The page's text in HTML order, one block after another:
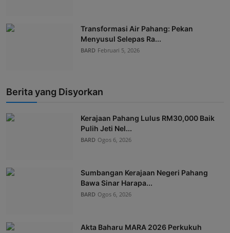
Transformasi Air Pahang: Pekan
Menyusul Selepas Ra...
BARD Februari 5, 2026
Berita yang Disyorkan
Kerajaan Pahang Lulus RM30,000 Baik
Pulih Jeti Nel...
BARD Ogos 6, 2026
Sumbangan Kerajaan Negeri Pahang
Bawa Sinar Harapa...
BARD Ogos 6, 2026
Akta Baharu MARA 2026 Perkukuh